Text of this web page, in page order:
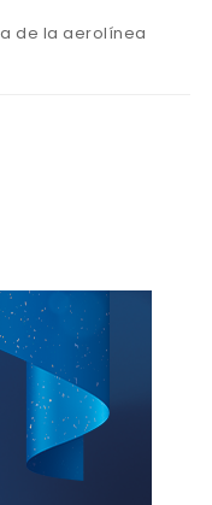
de la aerolínea